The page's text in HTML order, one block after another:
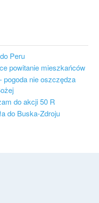
Peru
powitanie mieszkańców
pogoda nie oszczędza
do akcji 50 R
do Buska-Zdroju